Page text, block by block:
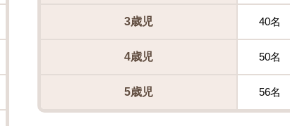
3歳児 40名
4歳児 50名
5歳児 56名